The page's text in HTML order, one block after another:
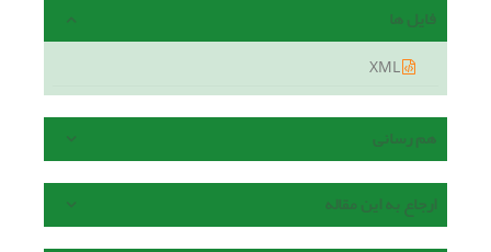
فایل ها
هم رسانی
ارجاع به این مقاله